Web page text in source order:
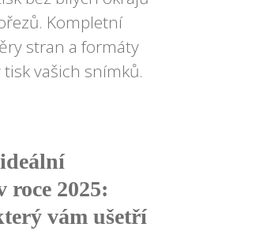
Kompletní
stran a formáty
vašich snímků.
roce 2025:
vám ušetří